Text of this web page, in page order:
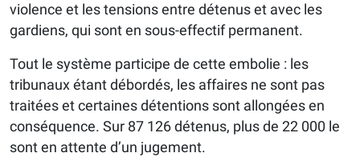
violence et les tensions entre détenus et avec les
gardiens, qui sont en sous-effectif permanent.
Tout le système participe de cette embolie : les
tribunaux étant débordés, les affaires ne sont pas
traitées et certaines détentions sont allongées en
conséquence. Sur 87 126 détenus, plus de 22 000 le
sont en attente d’un jugement.